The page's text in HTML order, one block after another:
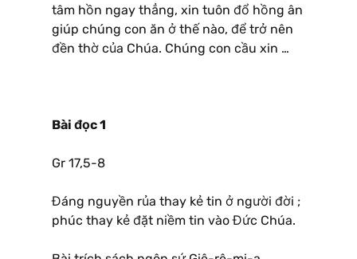
tâm hồn ngay thẳng, xin tuôn đổ hồng ân
giúp chúng con ăn ở thế nào, để trở nên
đền thờ của Chúa. Chúng con cầu xin …
Bài đọc 1
Gr 17,5-8
Đáng nguyền rủa thay kẻ tin ở người đời ;
phúc thay kẻ đặt niềm tin vào Đức Chúa.